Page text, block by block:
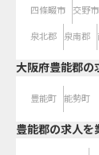
四條畷市 交野市
泉北郡 泉南郡
大阪府豊能郡の
豊能町 能勢町
豊能郡の求人を